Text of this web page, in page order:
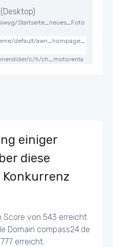
Startseite_neues_Foto
default/awn_hompage_
c/h/ch_motorenta
einiger
diese
Score von 543 erreicht.
Domain compass24.de
erreicht.